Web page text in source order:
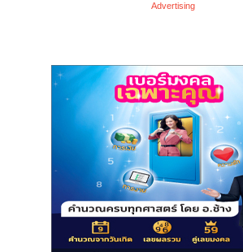
Advertising